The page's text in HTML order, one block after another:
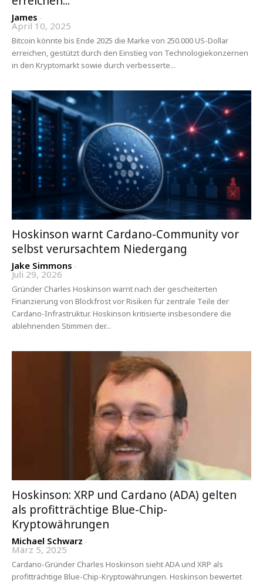
James -
April 10, 2025
Bitcoin könnte bis Ende 2025 die Marke von 250.000 US-Dollar
erreichen, gestützt durch den Einstieg von Technologiekonzernen
in den Kryptomarkt sowie durch verbesserte...
Hoskinson warnt Cardano-Community vor
selbst verursachtem Niedergang
Jake Simmons -
Juli 29, 2026
Gründer Charles Hoskinson warnt nach der gescheiterten
Finanzierung von Blockfrost vor Risiken für zentrale Teile der
Cardano-Infrastruktur. Hoskinson kritisierte insbesondere die
ablehnenden Stimmen der...
Hoskinson: XRP und Cardano (ADA) gelten
als profitträchtige Blue-Chip-
Kryptowährungen
Michael Schwarz -
März 5, 2025
Cardano-Gründer Charles Hoskinson sieht ADA und XRP als
profitträchtige Blue-Chip-Kryptowährungen. Hoskinson bewertet